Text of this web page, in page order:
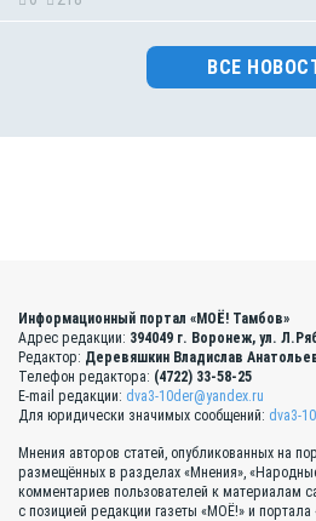
ВСЕ
Информационный портал «МОЁ! Тамбов»
Адрес редакции: 394049 г. Воронеж, ул.
Редактор: Деревяшкин Владислав
Телефон редактора: (4722) 33-58-25
E-mail редакции: dva3-10der@yandex.ru
Для юридически значимых сообщений: dva3-
Мнения авторов статей, опубликованных на
размещённых в разделах «Мнения»,
комментариев пользователей к материалам
с позицией редакции газеты «МОЁ!» и